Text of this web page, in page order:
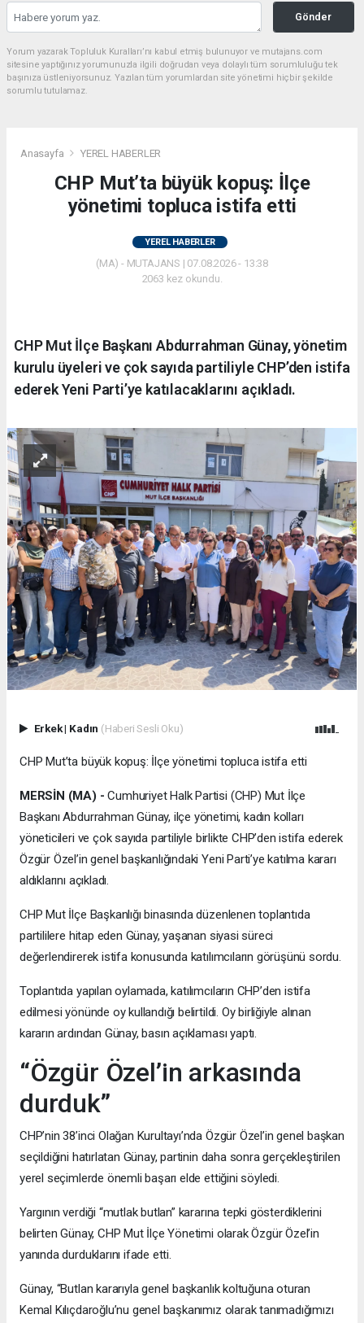
Gönder
Yorum yazarak Topluluk Kuralları’nı kabul etmiş bulunuyor ve mutajans.com
sitesine yaptığınız yorumunuzla ilgili doğrudan veya dolaylı tüm sorumluluğu tek
başınıza üstleniyorsunuz. Yazılan tüm yorumlardan site yönetimi hiçbir şekilde
sorumlu tutulamaz.
Anasayfa YEREL HABERLER
CHP Mut’ta büyük kopuş: İlçe
yönetimi topluca istifa etti
YEREL HABERLER
(MA) - MUTAJANS | 07.08.2026 - 13:38
2063 kez okundu.
CHP Mut İlçe Başkanı Abdurrahman Günay, yönetim
kurulu üyeleri ve çok sayıda partiliyle CHP’den istifa
ederek Yeni Parti’ye katılacaklarını açıkladı.
Erkek| Kadın (Haberi Sesli Oku)
CHP Mut’ta büyük kopuş: İlçe yönetimi topluca istifa etti
MERSİN (MA) - Cumhuriyet Halk Partisi (CHP) Mut İlçe
Başkanı Abdurrahman Günay, ilçe yönetimi, kadın kolları
yöneticileri ve çok sayıda partiliyle birlikte CHP’den istifa ederek
Özgür Özel’in genel başkanlığındaki Yeni Parti’ye katılma kararı
aldıklarını açıkladı.
CHP Mut İlçe Başkanlığı binasında düzenlenen toplantıda
partililere hitap eden Günay, yaşanan siyasi süreci
değerlendirerek istifa konusunda katılımcıların görüşünü sordu.
Toplantıda yapılan oylamada, katılımcıların CHP’den istifa
edilmesi yönünde oy kullandığı belirtildi. Oy birliğiyle alınan
kararın ardından Günay, basın açıklaması yaptı.
“Özgür Özel’in arkasında
durduk”
CHP’nin 38’inci Olağan Kurultayı’nda Özgür Özel’in genel başkan
seçildiğini hatırlatan Günay, partinin daha sonra gerçekleştirilen
yerel seçimlerde önemli başarı elde ettiğini söyledi.
Yargının verdiği “mutlak butlan” kararına tepki gösterdiklerini
belirten Günay, CHP Mut İlçe Yönetimi olarak Özgür Özel’in
yanında durduklarını ifade etti.
Günay, “Butlan kararıyla genel başkanlık koltuğuna oturan
Kemal Kılıçdaroğlu’nu genel başkanımız olarak tanımadığımızı